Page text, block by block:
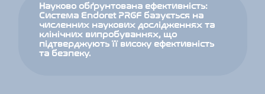
Науково обґрунтована ефективність:
Система Endoret PRGF базується на
численних наукових дослідженнях та
клінічних випробуваннях, що
підтверджують її високу ефективність
та безпеку.